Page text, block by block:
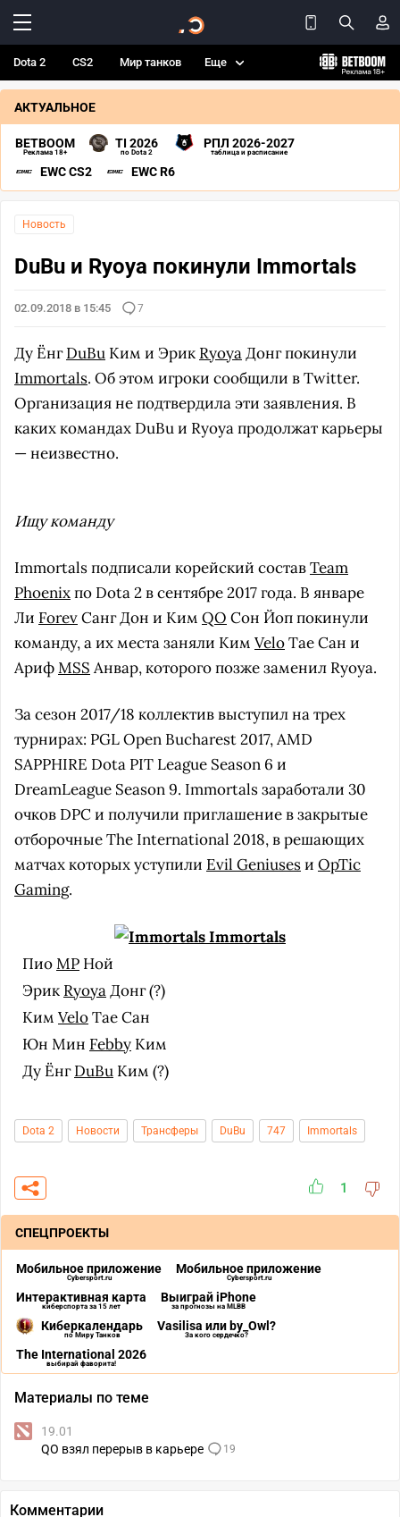
Dota 2 CS2 Мир танков Еще
АКТУАЛЬНОЕ
BETBOOM
Реклама 18+
TI 2026
по Dota 2
РПЛ 2026-2027
таблица и расписание
EWC CS2 EWC R6
Новость
DuBu и Ryoya покинули Immortals
02.09.2018 в 15:45 7
Ду ЁнгDuBu Ким и Эрик RyoyaДонг покинули
Immortals. Об этом игроки сообщили в Twitter.
Организация не подтвердила эти заявления. В
каких командах DuBu и Ryoya продолжат карьеры
— неизвестно.
Ищу команду
Immortals подписали корейский составTeam
Phoenixпо Dota 2 в сентябре 2017 года. В январе
Ли ForevСанг Дон и Ким QO Сон Йоп покинули
команду, а их места заняли Ким VeloТае Сан и
АрифMSS Анвар, которого позже заменил Ryoya.
За сезон 2017/18 коллектив выступил на трех
турнирах: PGL Open Bucharest 2017, AMD
SAPPHIRE Dota PIT League Season 6 и
DreamLeague Season 9. Immortals заработали 30
очков DPC и получили приглашение в закрытые
отборочные The International 2018, в решающих
матчах которых уступили Evil Geniusesи OpTic
Gaming.
Immortals
ПиоMP Ной
Эрик RyoyaДонг (?)
Ким VeloТае Сан
Юн Мин Febby Ким
Ду ЁнгDuBu Ким (?)
Dota 2 Новости Трансферы DuBu 747 Immortals
1
СПЕЦПРОЕКТЫ
Мобильное приложение
Cybersport.ru
Мобильное приложение
Cybersport.ru
Интерактивная карта
киберспорта за 15 лет
Выиграй iPhone
за прогнозы на MLBB
Киберкалендарь
по Миру Танков
Vasilisa или by_Owl?
За кого сердечко?
The International 2026
выбирай фаворита!
Материалы по теме
19.01
QO взял перерыв в карьере
19
Комментарии